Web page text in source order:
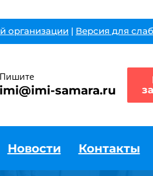
организации | Версия для
Пишите
imi@imi-samara.ru
Новости Контакты